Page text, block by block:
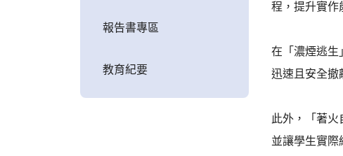
報告書專區
教育紀要
程，提升實作
在「濃煙逃生
迅速且安全撤
此外，「著火
並讓學生實際